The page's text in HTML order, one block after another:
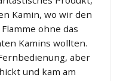
Kamin, wo wir den
ohne das
Kamins wollten.
aber
und kam am